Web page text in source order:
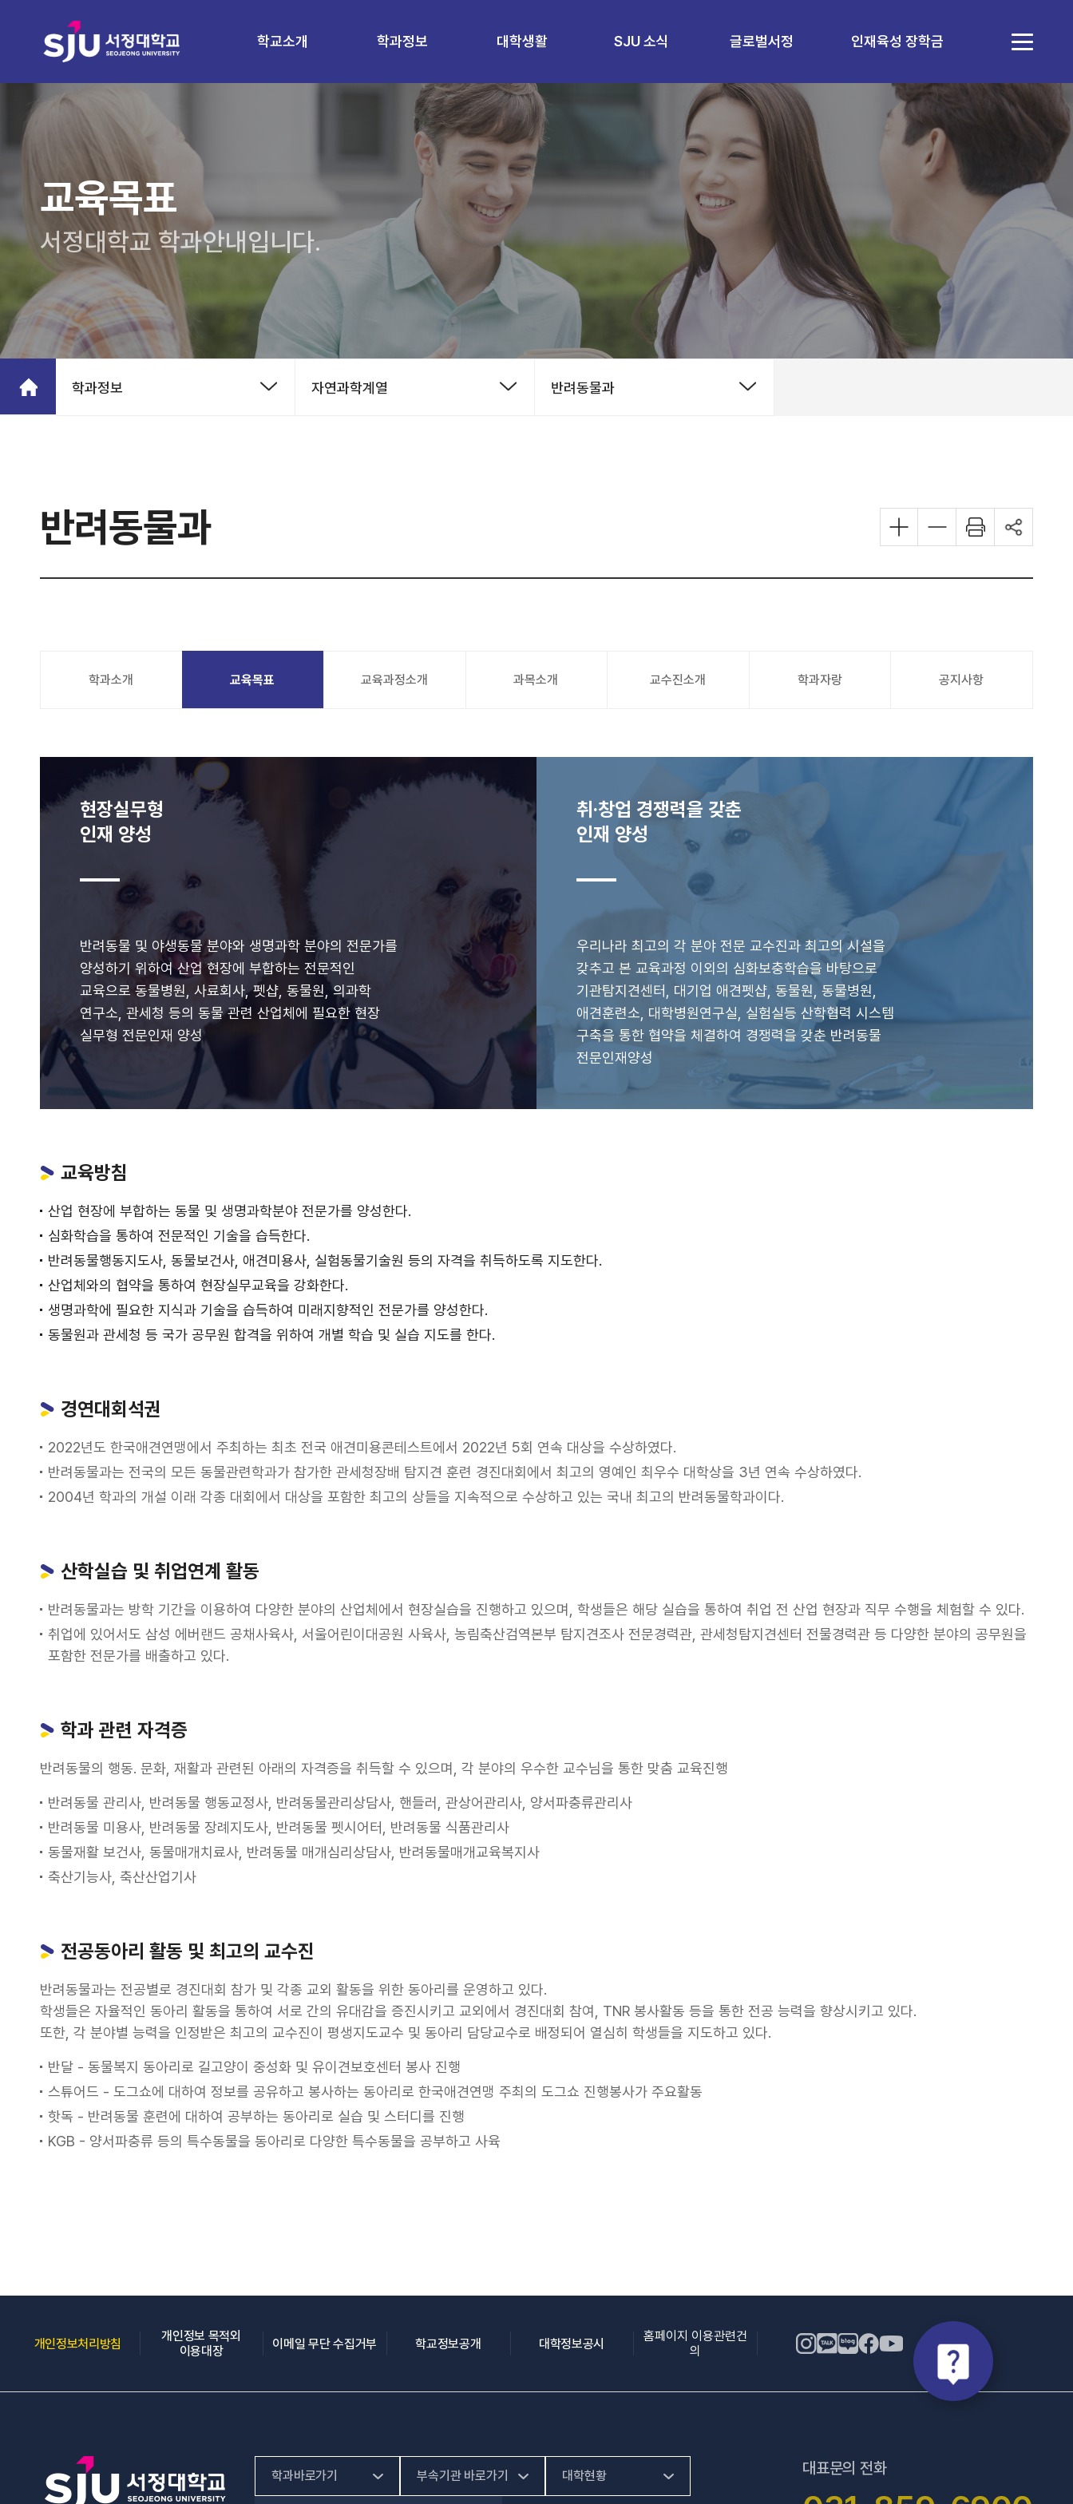
학교소개 학과정보 대학생활 SJU 소식 글로벌서정 인재육성 장학금
교육목표
서정대학교 학과안내입니다.
학과정보 자연과학계열 반려동물과
반려동물과
학과소개 교육목표 교육과정소개 과목소개 교수진소개 학과자랑 공지사항
현장실무형
인재 양성
반려동물 및 야생동물 분야와 생명과학 분야의 전문가를
양성하기 위하여 산업 현장에 부합하는 전문적인
교육으로 동물병원, 사료회사, 펫샵, 동물원, 의과학
연구소, 관세청 등의 동물 관련 산업체에 필요한 현장
실무형 전문인재 양성
취·창업 경쟁력을 갖춘
인재 양성
우리나라 최고의 각 분야 전문 교수진과 최고의 시설을
갖추고 본 교육과정 이외의 심화보충학습을 바탕으로
기관탐지견센터, 대기업 애견펫샵, 동물원, 동물병원,
애견훈련소, 대학병원연구실, 실험실등 산학협력 시스템
구축을 통한 협약을 체결하여 경쟁력을 갖춘 반려동물
전문인재양성
교육방침
산업 현장에 부합하는 동물 및 생명과학분야 전문가를 양성한다.
심화학습을 통하여 전문적인 기술을 습득한다.
반려동물행동지도사, 동물보건사, 애견미용사, 실험동물기술원 등의 자격을 취득하도록 지도한다.
산업체와의 협약을 통하여 현장실무교육을 강화한다.
생명과학에 필요한 지식과 기술을 습득하여 미래지향적인 전문가를 양성한다.
동물원과 관세청 등 국가 공무원 합격을 위하여 개별 학습 및 실습 지도를 한다.
경연대회석권
2022년도 한국애견연맹에서 주최하는 최초 전국 애견미용콘테스트에서 2022년 5회 연속 대상을 수상하였다.
반려동물과는 전국의 모든 동물관련학과가 참가한 관세청장배 탐지견 훈련 경진대회에서 최고의 영예인 최우수 대학상을 3년 연속 수상하였다.
2004년 학과의 개설 이래 각종 대회에서 대상을 포함한 최고의 상들을 지속적으로 수상하고 있는 국내 최고의 반려동물학과이다.
산학실습 및 취업연계 활동
반려동물과는 방학 기간을 이용하여 다양한 분야의 산업체에서 현장실습을 진행하고 있으며, 학생들은 해당 실습을 통하여 취업 전 산업 현장과 직무 수행을 체험할 수 있다.
취업에 있어서도 삼성 에버랜드 공채사육사, 서울어린이대공원 사육사, 농림축산검역본부 탐지견조사 전문경력관, 관세청탐지견센터 전물경력관 등 다양한 분야의 공무원을
포함한 전문가를 배출하고 있다.
학과 관련 자격증
반려동물의 행동. 문화, 재활과 관련된 아래의 자격증을 취득할 수 있으며, 각 분야의 우수한 교수님을 통한 맞춤 교육진행
반려동물 관리사, 반려동물 행동교정사, 반려동물관리상담사, 핸들러, 관상어관리사, 양서파충류관리사
반려동물 미용사, 반려동물 장례지도사, 반려동물 펫시어터, 반려동물 식품관리사
동물재활 보건사, 동물매개치료사, 반려동물 매개심리상담사, 반려동물매개교육복지사
축산기능사, 축산산업기사
전공동아리 활동 및 최고의 교수진
반려동물과는 전공별로 경진대회 참가 및 각종 교외 활동을 위한 동아리를 운영하고 있다.
학생들은 자율적인 동아리 활동을 통하여 서로 간의 유대감을 증진시키고 교외에서 경진대회 참여, TNR 봉사활동 등을 통한 전공 능력을 향상시키고 있다.
또한, 각 분야별 능력을 인정받은 최고의 교수진이 평생지도교수 및 동아리 담당교수로 배정되어 열심히 학생들을 지도하고 있다.
반달 - 동물복지 동아리로 길고양이 중성화 및 유이견보호센터 봉사 진행
스튜어드 - 도그쇼에 대하여 정보를 공유하고 봉사하는 동아리로 한국애견연맹 주최의 도그쇼 진행봉사가 주요활동
핫독 - 반려동물 훈련에 대하여 공부하는 동아리로 실습 및 스터디를 진행
KGB - 양서파충류 등의 특수동물을 동아리로 다양한 특수동물을 공부하고 사육
개인정보처리방침 (새 창 열림)개인정보 목적외
이용대장(새 창 열림)이메일 무단 수집거부(새 창 열림)학교정보공개(새 창 열림) 대학정보공시 (새 창 열림)홈페이지 이용관련건
의
학과바로가기 부속기관 바로가기 대학현황 대표문의 전화